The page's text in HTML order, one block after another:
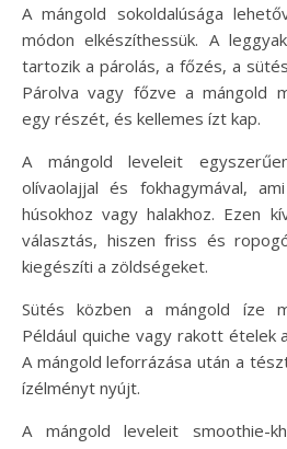
A mángold sokoldalúsága
módon elkészíthessük. A
tartozik a párolás, a főzés, a
Párolva vagy főzve a mángold
egy részét, és kellemes ízt kap.
A mángold leveleit
olívaolajjal és fokhagymával,
húsokhoz vagy halakhoz. Ezen
választás, hiszen friss és
kiegészíti a zöldségeket.
Sütés közben a mángold íze
Például quiche vagy rakott ételek
A mángold leforrázása után a
ízélményt nyújt.
A mángold leveleit smoothie-